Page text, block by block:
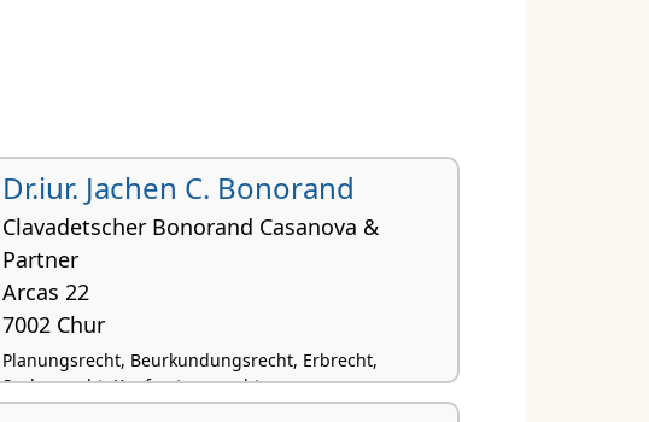
Dr.iur. Jachen C. Bonorand
Clavadetscher Bonorand Casanova &
Partner
Arcas 22
7002 Chur
Planungsrecht, Beurkundungsrecht, Erbrecht,
Sachenrecht, Kaufvertragsrecht